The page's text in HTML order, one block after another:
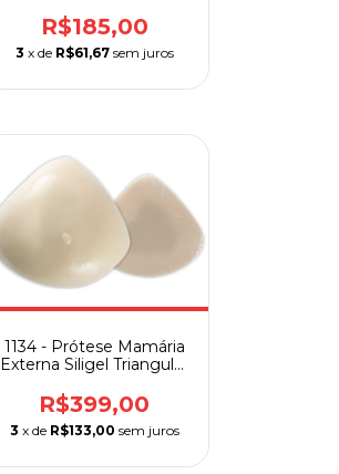
R$185,00
3 x de R$61,67 sem juros
1134 - Prótese Mamária
Externa Siligel Triangular
R$399,00
3 x de R$133,00 sem juros